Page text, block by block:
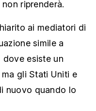
riprenderà.
ai mediatori di
simile a
dove esiste un
gli Stati Uniti e
nuovo quando lo